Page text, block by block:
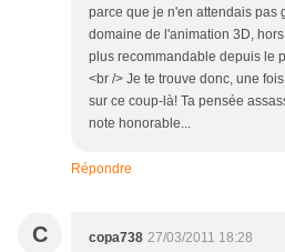
parce que je n'en attendais pas
domaine de l'animation 3D,
plus recommandable depuis le
<br /> Je te trouve donc, une
sur ce coup-là! Ta pensée
note honorable...
Répondre
C copa738 27/03/2011 18:28